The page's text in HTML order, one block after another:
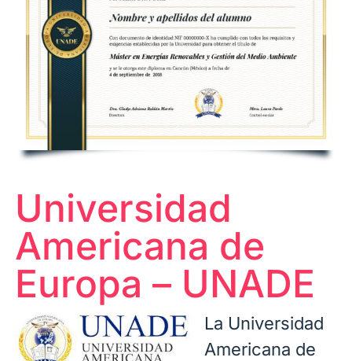
Universidad
Americana de
Europa – UNADE
La Universidad
Americana de